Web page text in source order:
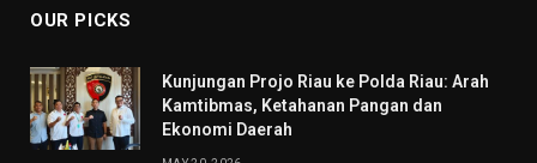
OUR PICKS
Kunjungan Projo Riau ke Polda Riau: Arah
Kamtibmas, Ketahanan Pangan dan
Ekonomi Daerah